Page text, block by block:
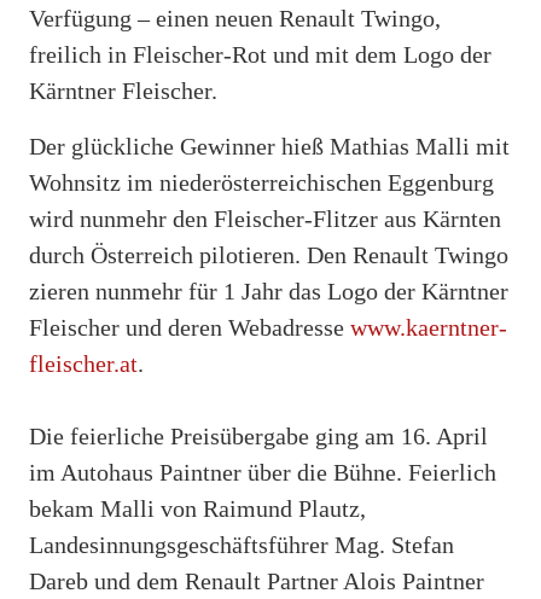
Verfügung – einen neuen Renault Twingo,
freilich in Fleischer-Rot und mit dem Logo der
Kärntner Fleischer.
Der glückliche Gewinner hieß Mathias Malli mit
Wohnsitz im niederösterreichischen Eggenburg
wird nunmehr den Fleischer-Flitzer aus Kärnten
durch Österreich pilotieren. Den Renault Twingo
zieren nunmehr für 1 Jahr das Logo der Kärntner
Fleischer und deren Webadresse www.kaerntner-
fleischer.at.
Die feierliche Preisübergabe ging am 16. April
im Autohaus Paintner über die Bühne. Feierlich
bekam Malli von Raimund Plautz,
Landesinnungsgeschäftsführer Mag. Stefan
Dareb und dem Renault Partner Alois Paintner